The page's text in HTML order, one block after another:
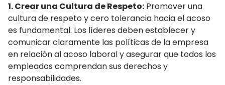
1. Crear una Cultura de Respeto: Promover una
cultura de respeto y cero tolerancia hacia el acoso
es fundamental. Los líderes deben establecer y
comunicar claramente las políticas de la empresa
en relación al acoso laboral y asegurar que todos los
empleados comprendan sus derechos y
responsabilidades.